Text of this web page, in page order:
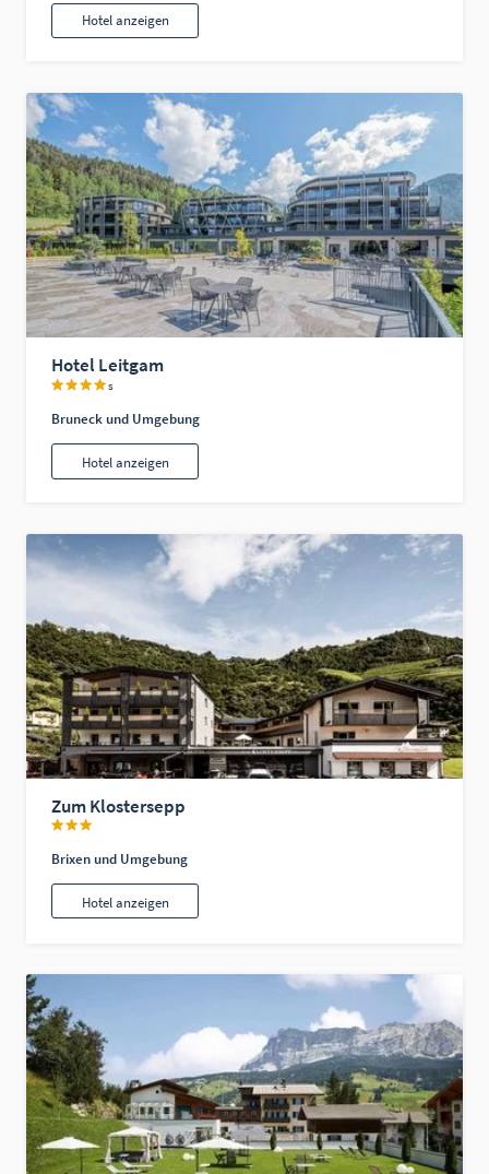
Hotel anzeigen
Hotel Leitgam
s
Bruneck und Umgebung
Hotel anzeigen
Zum Klostersepp
Brixen und Umgebung
Hotel anzeigen